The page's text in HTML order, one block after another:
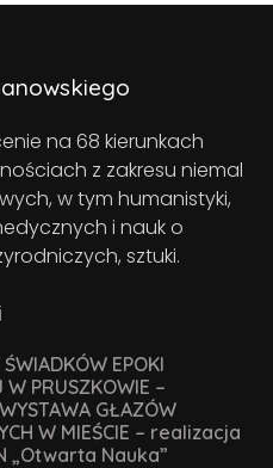
na 68 kierunkach
z zakresu niemal
w tym humanistyki,
i nauk o
sztuki.
EPOKI
W PRUSZKOWIE –
GŁAZÓW
W MIEŚCIE – realizacja
„Otwarta Nauka”